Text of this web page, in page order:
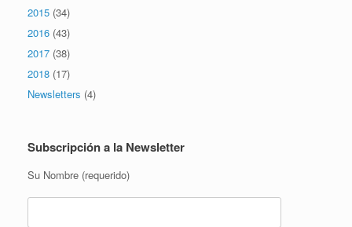
2015 (34)
2016 (43)
2017 (38)
2018 (17)
Newsletters (4)
Subscripción a la Newsletter
Su Nombre (requerido)